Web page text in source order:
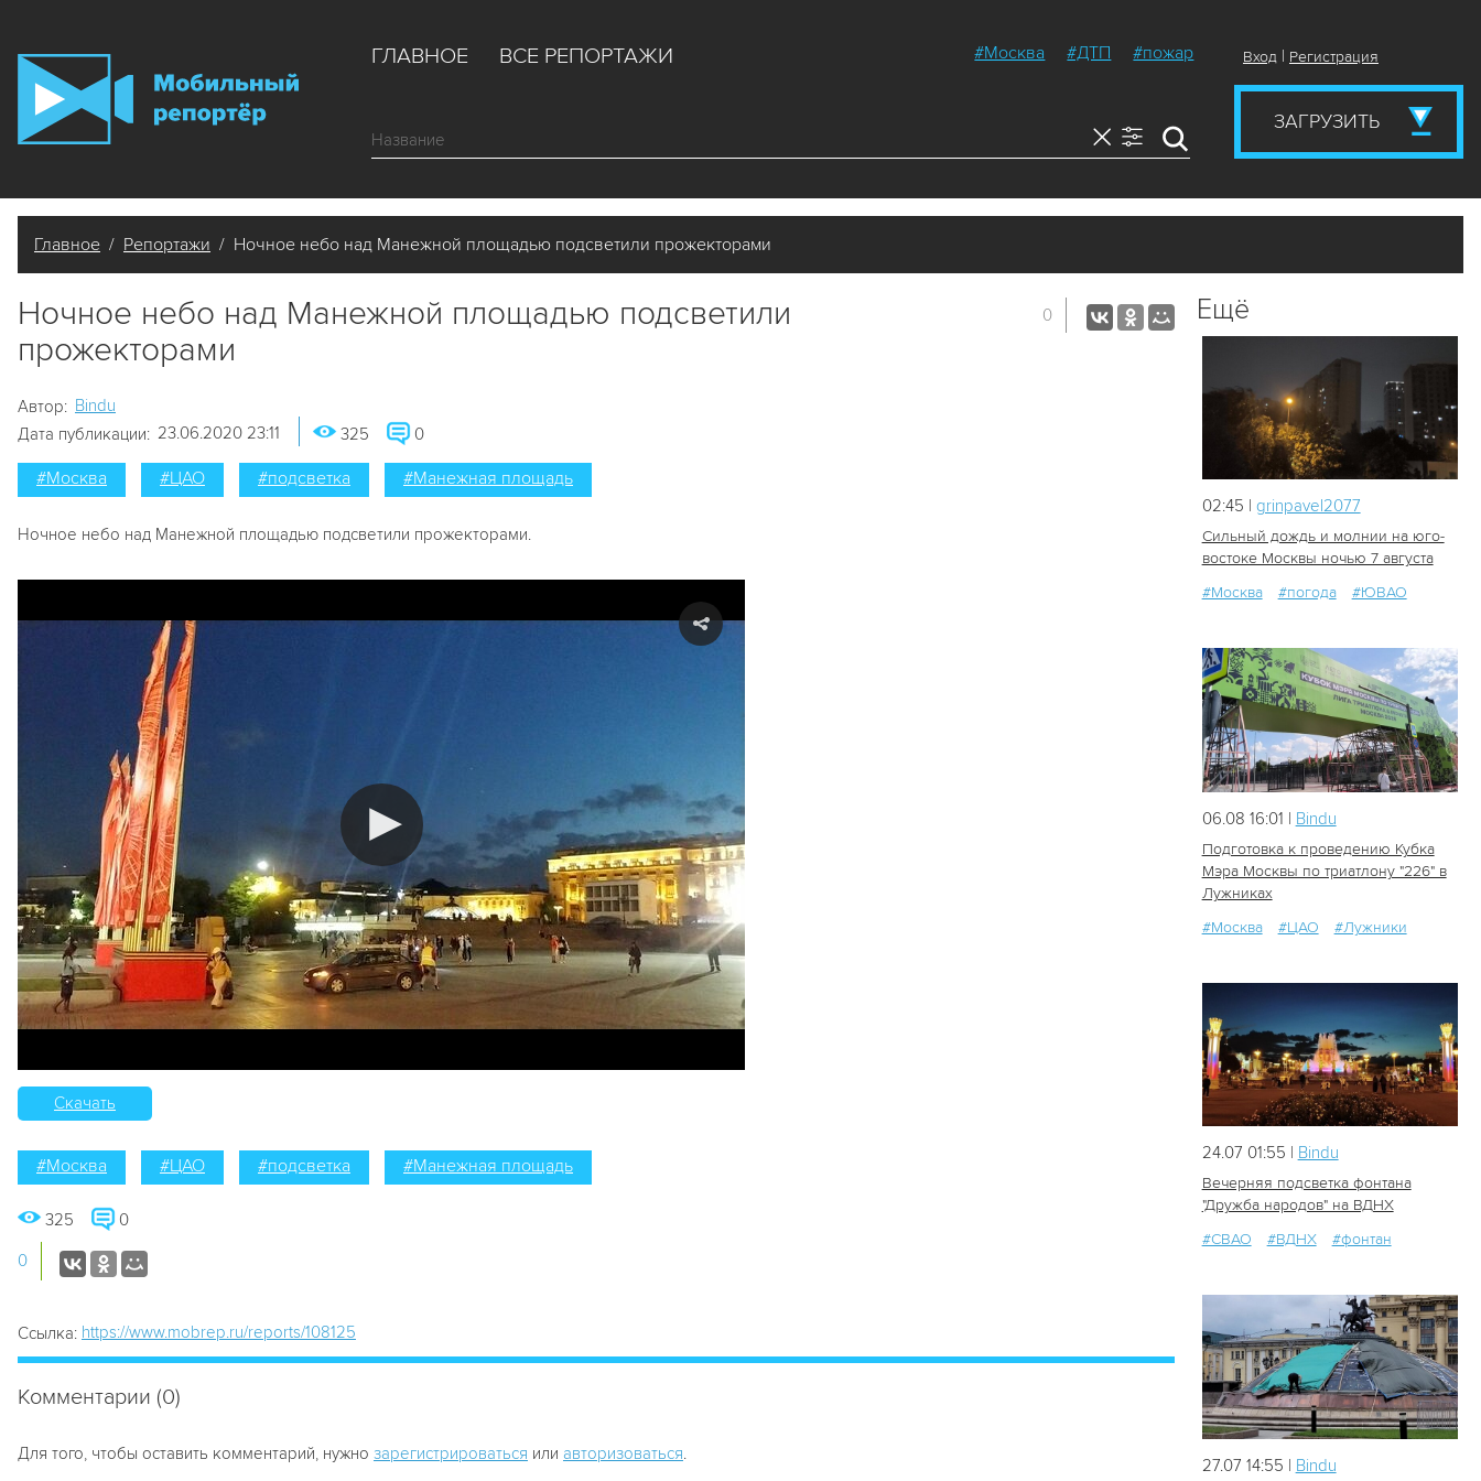
ГЛАВНОЕ ВСЕ РЕПОРТАЖИ #Москва #ДТП #пожар Вход | Регистрация
ЗАГРУЗИТЬ
Главное / Репортажи / Ночное небо над Манежной площадью подсветили прожекторами
Ночное небо над Манежной площадью подсветили
прожекторами
0
Автор: Bindu
Дата публикации: 23.06.2020 23:11 325 0
#Москва #ЦАО #подсветка #Манежная площадь
Ночное небо над Манежной площадью подсветили прожекторами.
Скачать
#Москва #ЦАО #подсветка #Манежная площадь
325 0
0
Ссылка: https://www.mobrep.ru/reports/108125
Комментарии (0)
Для того, чтобы оставить комментарий, нужно зарегистрироваться или авторизоваться.
Ещё
29
02:45 | grinpavel2077
Сильный дождь и молнии на юго-
востоке Москвы ночью 7 августа
#Москва
#погода #ЮВАО
06.08 16:01 | Bindu
Подготовка к проведению Кубка
Мэра Москвы по триатлону "226" в
Лужниках
#Москва
#ЦАО #Лужники
59
24.07 01:55 | Bindu
Вечерняя подсветка фонтана
"Дружба народов" на ВДНХ
#СВАО
#ВДНХ #фонтан
27.07 14:55 | Bindu